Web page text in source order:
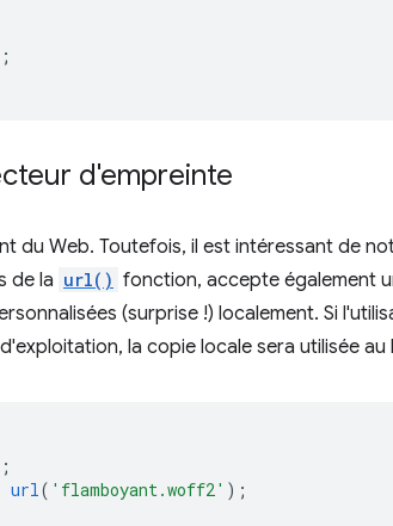
;
d'empreinte
du Web. Toutefois, il est intéressant de
de la url() fonction, accepte également
(surprise !) localement. Si
la copie locale sera utilisée au
;
url( 'flamboyant.woff2' );